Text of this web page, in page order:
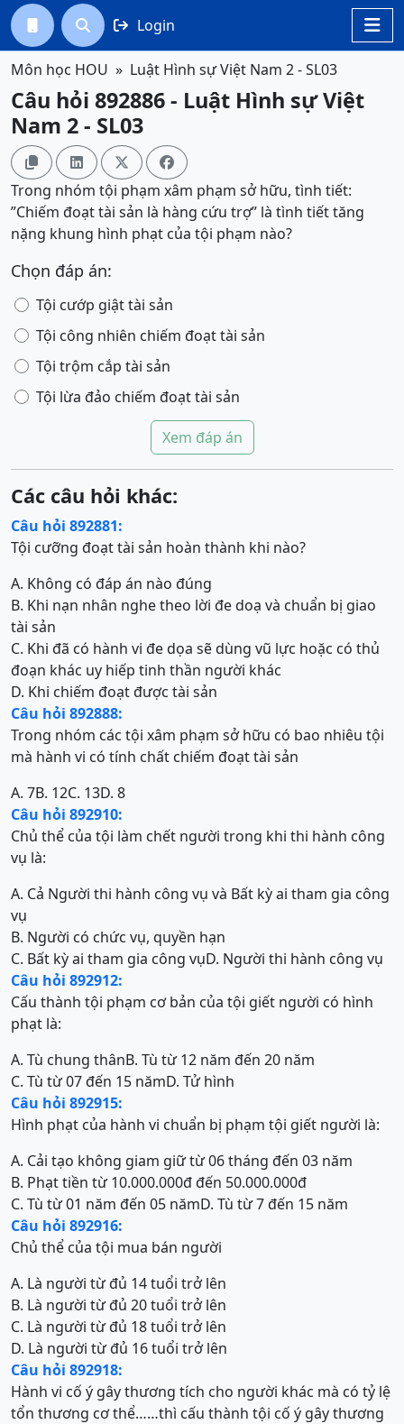

  Login
Môn học HOU Luật Hình sự Việt Nam 2 - SL03
Câu hỏi 892886 - Luật Hình sự Việt
Nam 2 - SL03
   
Trong nhóm tội phạm xâm phạm sở hữu, tình tiết:
”Chiếm đoạt tài sản là hàng cứu trợ” là tình tiết tăng
nặng khung hình phạt của tội phạm nào?
Chọn đáp án:
Tội cướp giật tài sản
Tội công nhiên chiếm đoạt tài sản
Tội trộm cắp tài sản
Tội lừa đảo chiếm đoạt tài sản
Xem đáp án
Các câu hỏi khác:
Câu hỏi 892881:
Tội cưỡng đoạt tài sản hoàn thành khi nào?
A. Không có đáp án nào đúng
B. Khi nạn nhân nghe theo lời đe doạ và chuẩn bị giao
tài sản
C. Khi đã có hành vi đe dọa sẽ dùng vũ lực hoặc có thủ
đoạn khác uy hiếp tinh thần người khác
D. Khi chiếm đoạt được tài sản
Câu hỏi 892888:
Trong nhóm các tội xâm phạm sở hữu có bao nhiêu tội
mà hành vi có tính chất chiếm đoạt tài sản
A. 7B. 12C. 13D. 8
Câu hỏi 892910:
Chủ thể của tội làm chết người trong khi thi hành công
vụ là:
A. Cả Người thi hành công vụ và Bất kỳ ai tham gia công
vụ
B. Người có chức vụ, quyền hạn
C. Bất kỳ ai tham gia công vụD. Người thi hành công vụ
Câu hỏi 892912:
Cấu thành tội phạm cơ bản của tội giết người có hình
phạt là:
A. Tù chung thânB. Tù từ 12 năm đến 20 năm
C. Tù từ 07 đến 15 nămD. Tử hình
Câu hỏi 892915:
Hình phạt của hành vi chuẩn bị phạm tội giết người là:
A. Cải tạo không giam giữ từ 06 tháng đến 03 năm
B. Phạt tiền từ 10.000.000đ đến 50.000.000đ
C. Tù từ 01 năm đến 05 nămD. Tù từ 7 đến 15 năm
Câu hỏi 892916:
Chủ thể của tội mua bán người
A. Là người từ đủ 14 tuổi trở lên
B. Là người từ đủ 20 tuổi trở lên
C. Là người từ đủ 18 tuổi trở lên
D. Là người từ đủ 16 tuổi trở lên
Câu hỏi 892918:
Hành vi cố ý gây thương tích cho người khác mà có tỷ lệ
tổn thương cơ thể……thì cấu thành tội cố ý gây thương